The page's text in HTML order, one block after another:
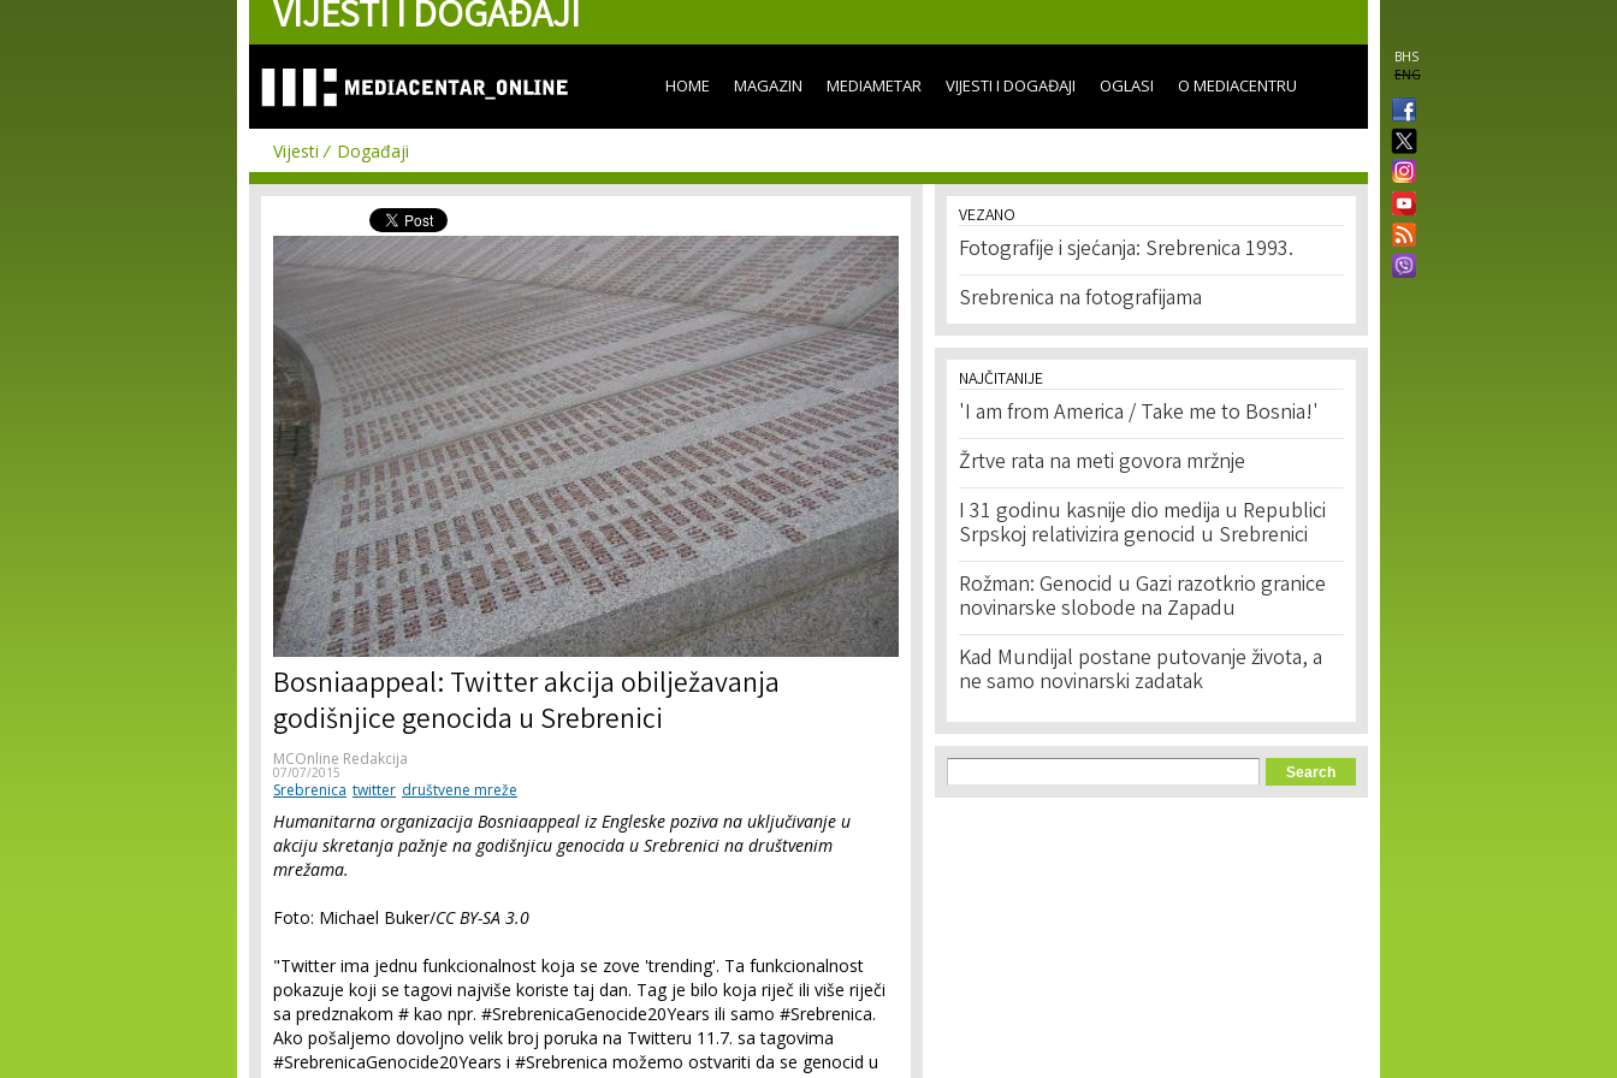
content
VIJESTI I DOGAĐAJI
BHS
ENG
HOME MAGAZIN MEDIAMETAR VIJESTI I DOGAĐAJI OGLASI O MEDIACENTRU
Vijesti Događaji
Bosniaappeal: Twitter akcija obilježavanja
godišnjice genocida u Srebrenici
MCOnline Redakcija
07/07/2015
Srebrenica twitter društvene mreže
Humanitarna organizacija Bosniaappeal iz Engleske poziva na uključivanje u
akciju skretanja pažnje na godišnjicu genocida u Srebrenici na društvenim
mrežama.
Foto: Michael Buker/CC BY-SA 3.0
"Twitter ima jednu funkcionalnost koja se zove 'trending'. Ta funkcionalnost
pokazuje koji se tagovi najviše koriste taj dan. Tag je bilo koja riječ ili više riječi
sa predznakom # kao npr. #SrebrenicaGenocide20Years ili samo #Srebrenica.
Ako pošaljemo dovoljno velik broj poruka na Twitteru 11.7. sa tagovima
#SrebrenicaGenocide20Years i #Srebrenica možemo ostvariti da se genocid u
VEZANO
Fotografije i sjećanja: Srebrenica 1993.
Srebrenica na fotografijama
NAJČITANIJE
'I am from America / Take me to Bosnia!'
Žrtve rata na meti govora mržnje
I 31 godinu kasnije dio medija u Republici
Srpskoj relativizira genocid u Srebrenici
Rožman: Genocid u Gazi razotkrio granice
novinarske slobode na Zapadu
Kad Mundijal postane putovanje života, a
ne samo novinarski zadatak
Search form
Search